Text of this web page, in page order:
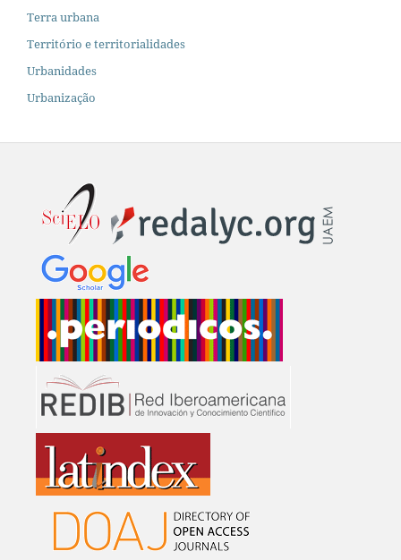
Terra urbana
Território e territorialidades
Urbanidades
Urbanização